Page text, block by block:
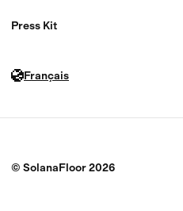
Press Kit
Français
© SolanaFloor2026